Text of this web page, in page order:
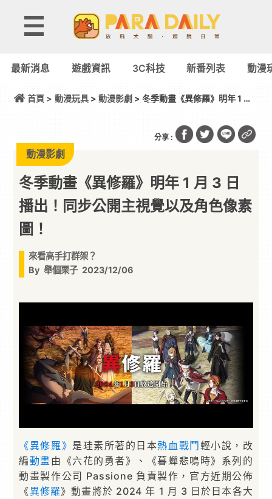
最新消息 遊戲資訊 3C科技 新番列表 動漫
首頁 > 動漫玩具> 動漫影劇 > 冬季動畫《異修羅》明年 1 月
分享 :
動漫影劇
冬季動畫《異修羅》明年 1 月 3 日
播出！同步公開主視覺以及角色像素
圖！
來看高手打群架？
By 舉個栗子 2023/12/06
《異修羅》 是珪素所著的日本熱血 戰鬥輕小說，改
編動畫由《六花的勇者》、《暮蟬悲鳴時》系列的
動畫製作公司 Passione 負責製作，官方近期公佈
《異修羅》動畫將於 2024 年 1 月 3 日於日本各大